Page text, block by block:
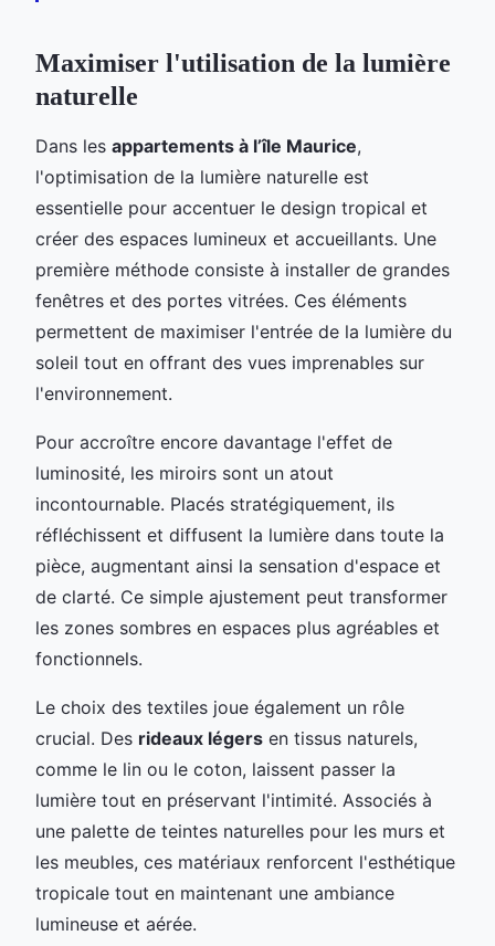
Maximiser l'utilisation de la lumière
naturelle
Dans les appartements à l’île Maurice,
l'optimisation de la lumière naturelle est
essentielle pour accentuer le design tropical et
créer des espaces lumineux et accueillants. Une
première méthode consiste à installer de grandes
fenêtres et des portes vitrées. Ces éléments
permettent de maximiser l'entrée de la lumière du
soleil tout en offrant des vues imprenables sur
l'environnement.
Pour accroître encore davantage l'effet de
luminosité, les miroirs sont un atout
incontournable. Placés stratégiquement, ils
réfléchissent et diffusent la lumière dans toute la
pièce, augmentant ainsi la sensation d'espace et
de clarté. Ce simple ajustement peut transformer
les zones sombres en espaces plus agréables et
fonctionnels.
Le choix des textiles joue également un rôle
crucial. Des rideaux légers en tissus naturels,
comme le lin ou le coton, laissent passer la
lumière tout en préservant l'intimité. Associés à
une palette de teintes naturelles pour les murs et
les meubles, ces matériaux renforcent l'esthétique
tropicale tout en maintenant une ambiance
lumineuse et aérée.